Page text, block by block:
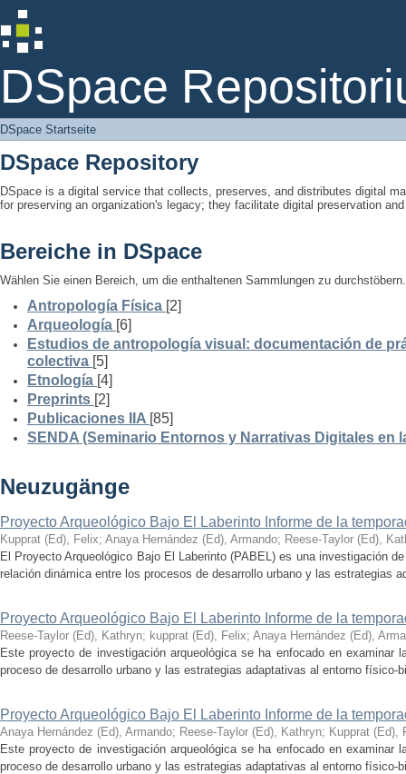
DSpace
DSpace Startseite
DSpace Startseite
DSpace Repository
DSpace is a digital service that collects, preserves, and distributes digital
for preserving an organization's legacy; they facilitate digital preservation
Bereiche in DSpace
Wählen Sie einen Bereich, um die enthaltenen Sammlungen zu durchstöbern.
Antropología Física [2]
Arqueología [6]
Estudios de antropología visual: documentación de
colectiva [5]
Etnología [4]
Preprints [2]
Publicaciones IIA [85]
SENDA (Seminario Entornos y Narrativas Digitales en
Neuzugänge
Proyecto Arqueológico Bajo El Laberinto Informe de la
Kupprat (Ed), Felix; Anaya Hernández (Ed), Armando; Reese-Taylor (Ed),
El Proyecto Arqueológico Bajo El Laberinto (PABEL) es una investigación
relación dinámica entre los procesos de desarrollo urbano y las estrategias
Proyecto Arqueológico Bajo El Laberinto Informe de la
Reese-Taylor (Ed), Kathryn; kupprat (Ed), Felix; Anaya Hernández (Ed),
Este proyecto de investigación arqueológica se ha enfocado en examinar
proceso de desarrollo urbano y las estrategias adaptativas al entorno físico-
Proyecto Arqueológico Bajo El Laberinto Informe de la
Anaya Hernández (Ed), Armando; Reese-Taylor (Ed), Kathryn; Kupprat (Ed),
Este proyecto de investigación arqueológica se ha enfocado en examinar
proceso de desarrollo urbano y las estrategias adaptativas al entorno físico-